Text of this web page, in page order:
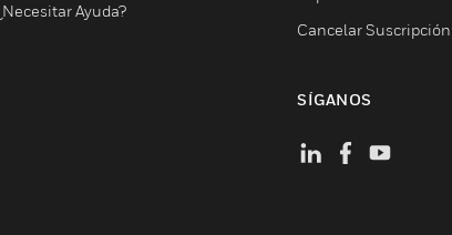
Ayuda?
Cancelar Suscripción
SÍGANOS